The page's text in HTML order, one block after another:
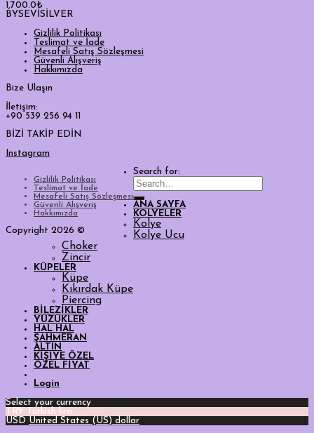
1,700.0₺
BYSEVİSİLVER
Gizlilik Politikası
Teslimat ve İade
Mesafeli Satış Sözleşmesi
Güvenli Alışveriş
Hakkımızda
Bize Ulaşın
İletişim:
+90 539 256 94 11
BİZİ TAKİP EDİN
Instagram
Gizlilik Politikası
Teslimat ve İade
Mesafeli Satış Sözleşmesi
Güvenli Alışveriş
Hakkımızda
Copyright 2026 ©
Search for:
ANA SAYFA
KOLYELER
Kolye
Kolye Ucu
Choker
Zincir
KÜPELER
Küpe
Kıkırdak Küpe
Piercing
BİLEZİKLER
YÜZÜKLER
HAL HAL
ŞAHMERAN
ALTIN
KİŞİYE ÖZEL
ÖZEL FİYAT
Login
Select your currency
TRY
Turkish lira
USD United States (US) dollar